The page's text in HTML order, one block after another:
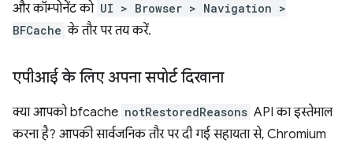
और कॉम्पोनेंट को UI > Browser > Navigation >
BFCache के तौर पर तय करें.
एपीआई के लिए अपना सपोर्ट दिखाना
क्या आपको bfcache notRestoredReasons API का इस्तेमाल
करना है? आपकी सार्वजनिक तौर पर दी गई सहायता से, Chromium